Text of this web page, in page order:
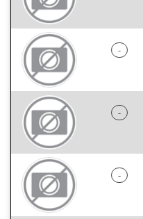
-
-
-